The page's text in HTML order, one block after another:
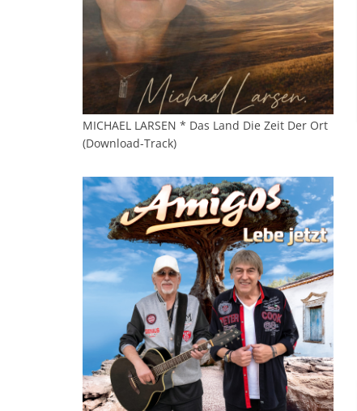
MICHAEL LARSEN * Das Land Die Zeit Der Ort
(Download-Track)